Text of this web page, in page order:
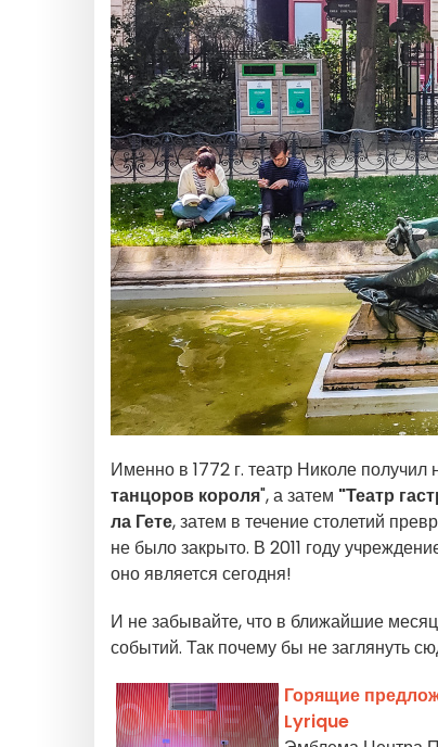
Именно в 1772 г. театр Николе получил
танцоров короля", а затем "Театр
ла Гете, затем в течение столетий
не было закрыто. В 2011 году
оно является сегодня!
И не забывайте, что в ближайшие
событий. Так почему бы не заглянуть
Горящие
Lyrique